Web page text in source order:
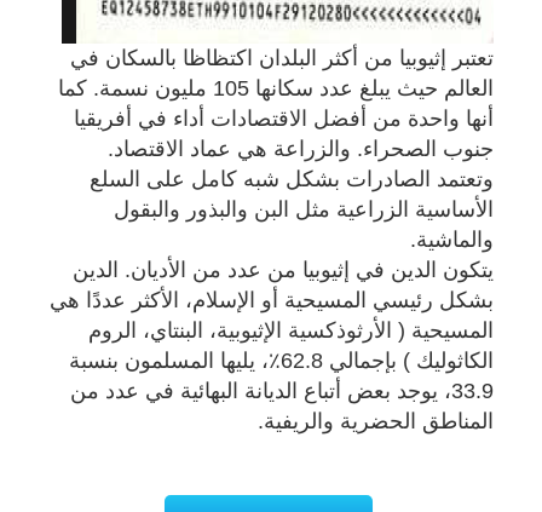
تعتبر إثيوبيا من أكثر البلدان اكتظاظا بالسكان في
العالم حيث يبلغ عدد سكانها 105 مليون نسمة. كما
أنها واحدة من أفضل الاقتصادات أداء في أفريقيا
جنوب الصحراء. والزراعة هي عماد الاقتصاد.
وتعتمد الصادرات بشكل شبه كامل على السلع
الأساسية الزراعية مثل البن والبذور والبقول
والماشية.
يتكون الدين في إثيوبيا من عدد من الأديان. الدين
بشكل رئيسي المسيحية أو الإسلام، الأكثر عددًا هي
المسيحية ( الأرثوذكسية الإثيوبية، البنتاي، الروم
الكاثوليك ) بإجمالي 62.8٪، يليها المسلمون بنسبة
33.9، يوجد بعض أتباع الديانة البهائية في عدد من
المناطق الحضرية والريفية.